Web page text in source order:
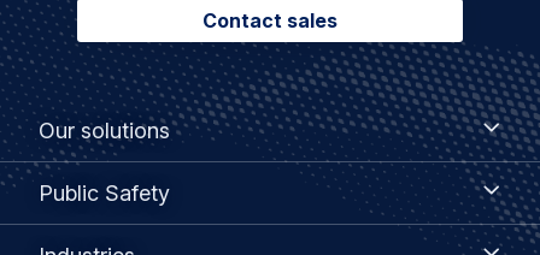
Contact sales
Footer
menu
Our solutions
Our
solutions
Public Safety
Public